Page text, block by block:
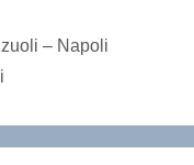
– Napoli